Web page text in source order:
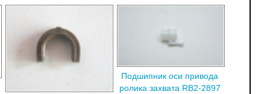
Подшипник оси привода
ролика захвата RB2-2897